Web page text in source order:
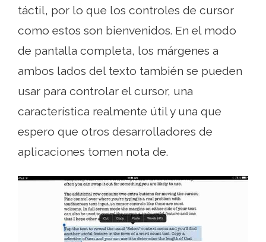
táctil, por lo que los controles de cursor
como estos son bienvenidos. En el modo
de pantalla completa, los márgenes a
ambos lados del texto también se pueden
usar para controlar el cursor, una
característica realmente útil y una que
espero que otros desarrolladores de
aplicaciones tomen nota de.